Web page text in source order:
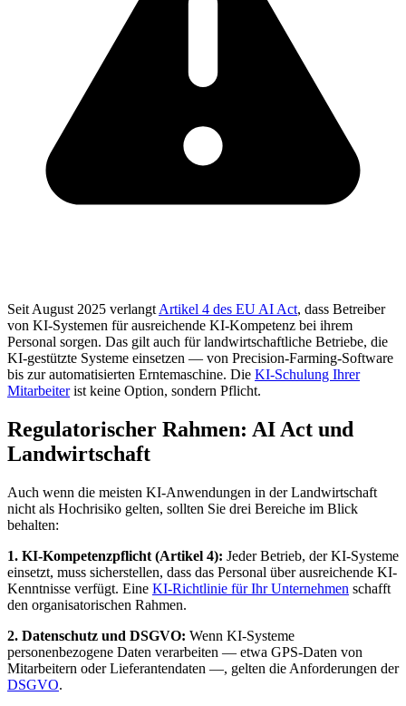
Seit August 2025 verlangt Artikel 4 des EU AI Act, dass Betreiber
von KI-Systemen für ausreichende KI-Kompetenz bei ihrem
Personal sorgen. Das gilt auch für landwirtschaftliche Betriebe, die
KI-gestützte Systeme einsetzen — von Precision-Farming-Software
bis zur automatisierten Erntemaschine. Die KI-Schulung Ihrer
Mitarbeiterist keine Option, sondern Pflicht.
Regulatorischer Rahmen: AI Act und
Landwirtschaft
Auch wenn die meisten KI-Anwendungen in der Landwirtschaft
nicht als Hochrisiko gelten, sollten Sie drei Bereiche im Blick
behalten:
1. KI-Kompetenzpflicht (Artikel 4): Jeder Betrieb, der KI-Systeme
einsetzt, muss sicherstellen, dass das Personal über ausreichende KI-
Kenntnisse verfügt. Eine KI-Richtlinie für Ihr Unternehmen schafft
den organisatorischen Rahmen.
2. Datenschutz und DSGVO: Wenn KI-Systeme
personenbezogene Daten verarbeiten — etwa GPS-Daten von
Mitarbeitern oder Lieferantendaten —, gelten die Anforderungen der
DSGVO.